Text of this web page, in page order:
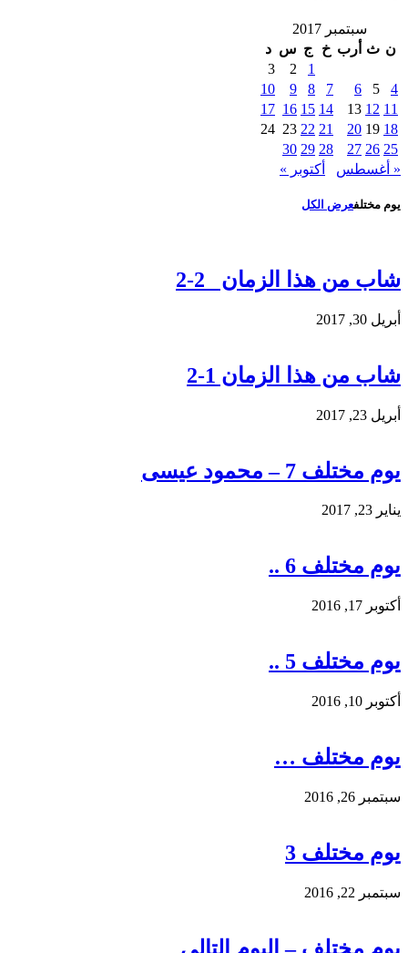
سبتمبر 2017
ن ث أرب خ ج س د
1
2
3
4
5
6
7
8
9
10
11
12
13
14
15
16
17
18
19
20
21
22
23
24
25
26
27
28
29
30
« أغسطس
أكتوبر »
يوم مختلفعرض الكل
شاب من هذا الزمان 2-2
أبريل 30, 2017
شاب من هذا الزمان 1-2
أبريل 23, 2017
يوم مختلف 7 – محمود عيسى
يناير 23, 2017
يوم مختلف 6 ..
أكتوبر 17, 2016
يوم مختلف 5 ..
أكتوبر 10, 2016
يوم مختلف …
سبتمبر 26, 2016
يوم مختلف 3
سبتمبر 22, 2016
يوم مختلف – اليوم التالي